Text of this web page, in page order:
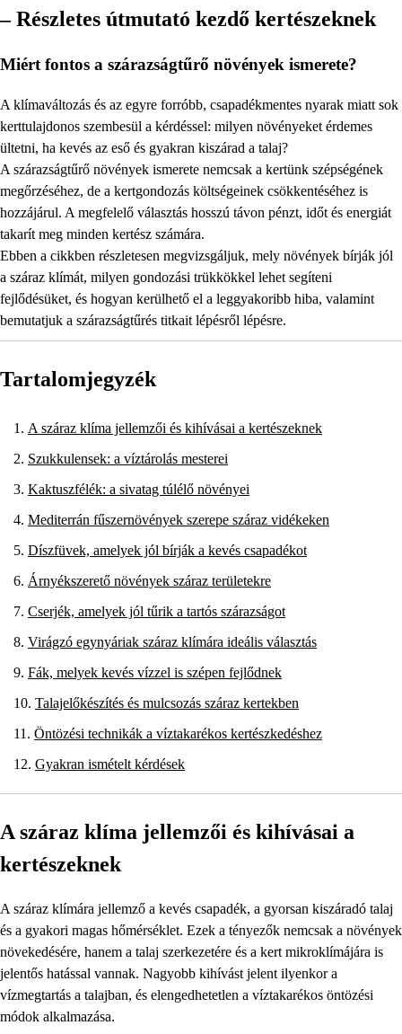
– Részletes útmutató kezdő kertészeknek
Miért fontos a szárazságtűrő növények ismerete?
A klímaváltozás és az egyre forróbb, csapadékmentes nyarak miatt sok
kerttulajdonos szembesül a kérdéssel: milyen növényeket érdemes
ültetni, ha kevés az eső és gyakran kiszárad a talaj?
A szárazságtűrő növények ismerete nemcsak a kertünk szépségének
megőrzéséhez, de a kertgondozás költségeinek csökkentéséhez is
hozzájárul. A megfelelő választás hosszú távon pénzt, időt és energiát
takarít meg minden kertész számára.
Ebben a cikkben részletesen megvizsgáljuk, mely növények bírják jól
a száraz klímát, milyen gondozási trükkökkel lehet segíteni
fejlődésüket, és hogyan kerülhető el a leggyakoribb hiba, valamint
bemutatjuk a szárazságtűrés titkait lépésről lépésre.
Tartalomjegyzék
A száraz klíma jellemzői és kihívásai a kertészeknek
Szukkulensek: a víztárolás mesterei
Kaktuszfélék: a sivatag túlélő növényei
Mediterrán fűszernövények szerepe száraz vidékeken
Díszfüvek, amelyek jól bírják a kevés csapadékot
Árnyékszerető növények száraz területekre
Cserjék, amelyek jól tűrik a tartós szárazságot
Virágzó egynyáriak száraz klímára ideális választás
Fák, melyek kevés vízzel is szépen fejlődnek
Talajelőkészítés és mulcsozás száraz kertekben
Öntözési technikák a víztakarékos kertészkedéshez
Gyakran ismételt kérdések
A száraz klíma jellemzői és kihívásai a
kertészeknek
A száraz klímára jellemző a kevés csapadék, a gyorsan kiszáradó talaj
és a gyakori magas hőmérséklet. Ezek a tényezők nemcsak a növények
növekedésére, hanem a talaj szerkezetére és a kert mikroklímájára is
jelentős hatással vannak. Nagyobb kihívást jelent ilyenkor a
vízmegtartás a talajban, és elengedhetetlen a víztakarékos öntözési
módok alkalmazása.